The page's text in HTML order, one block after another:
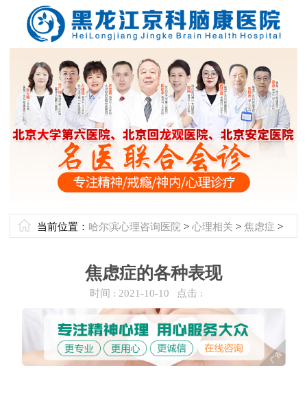
当前位置： 哈尔滨心理咨询医院 > 心理相关 > 焦虑症 >
焦虑症的各种表现
时间 : 2021-10-10 点击 :